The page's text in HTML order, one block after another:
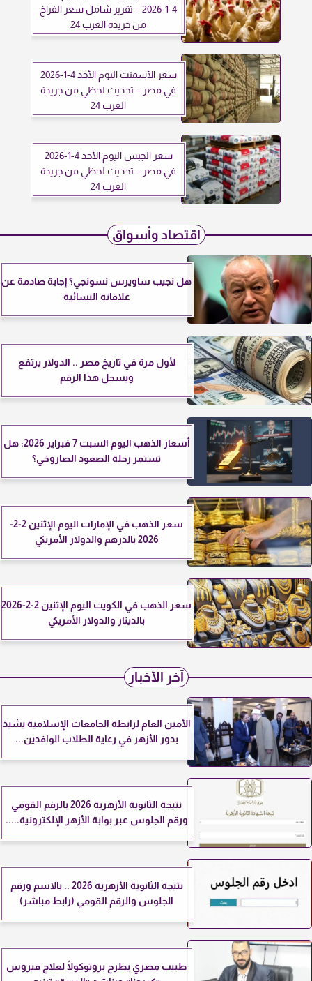
4-1-2026 – تقرير شامل سعر الفراخ
من جريدة العرب 24
سعر الأسمنت اليوم الأحد 4-1-2026
في مصر – تحديث لحظي من جريدة
العرب 24
سعر الجبس اليوم الأحد 4-1-2026
في مصر – تحديث لحظي من جريدة
العرب 24
اقتصاد وأسواق
هل نجيب ساويرس نسونجي؟ إجابة صادمة عن
علاقاته النسائية
لأول مرة في تاريخ مصر .. الدولار يرتفع
ويسجل هذا الرقم
أسعار الذهب اليوم السبت 7 فبراير 2026: هل
تستمر رحلة الصعود الصاروخي؟
سعر الذهب في الإمارات اليوم الإثنين 2-2-
2026 بالدرهم والدولار الأمريكي
سعر الذهب في الكويت اليوم الإثنين 2-2-2026
بالدينار والدولار الأمريكي
آخر الأخبار
الأمين العام لرابطة الجامعات الإسلامية يشيد
بدور الأزهر في رعاية الطلاب الوافدين...
نتيجة الثانوية الأزهرية 2026 بالرقم القومي
ورقم الجلوس عبر بوابة الأزهر الإلكترونية.....
نتيجة الثانوية الأزهرية 2026 .. بالاسم ورقم
الجلوس والرقم القومي (رابط مباشر)
طبيب مصري يطرح بروتوكولًا لعلاج فيروس